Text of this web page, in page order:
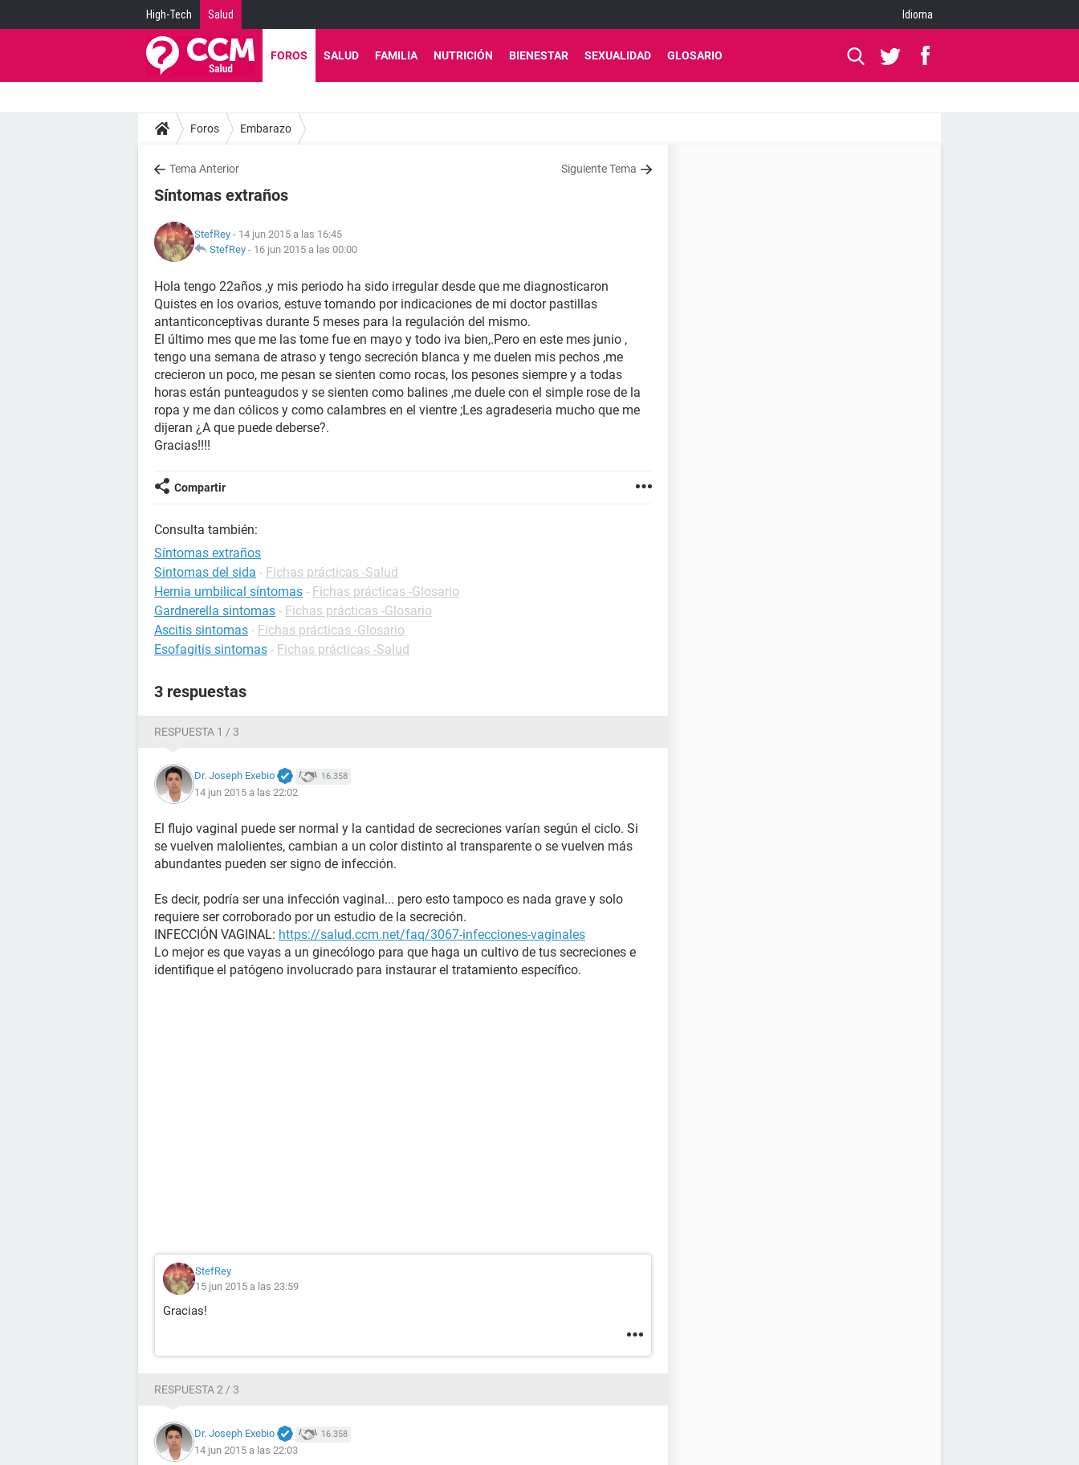
High-Tech Salud Idioma
FOROS SALUD FAMILIA NUTRICIÓN BIENESTAR SEXUALIDAD GLOSARIO
Foros Embarazo
Tema Anterior Siguiente Tema
Síntomas extraños
StefRey - 14 jun 2015 a las 16:45
StefRey - 16 jun 2015 a las 00:00
Hola tengo 22años ,y mis periodo ha sido irregular desde que me diagnosticaron
Quistes en los ovarios, estuve tomando por indicaciones de mi doctor pastillas
antanticonceptivas durante 5 meses para la regulación del mismo.
El último mes que me las tome fue en mayo y todo iva bien,.Pero en este mes junio ,
tengo una semana de atraso y tengo secreción blanca y me duelen mis pechos ,me
crecieron un poco, me pesan se sienten como rocas, los pesones siempre y a todas
horas están punteagudos y se sienten como balines ,me duele con el simple rose de la
ropa y me dan cólicos y como calambres en el vientre ;Les agradeseria mucho que me
dijeran ¿A que puede deberse?.
Gracias!!!!
Compartir
Consulta también:
Síntomas extraños
Sintomas del sida - Fichas prácticas -Salud
Hernia umbilical síntomas - Fichas prácticas -Glosario
Gardnerella sintomas - Fichas prácticas -Glosario
Ascitis sintomas - Fichas prácticas -Glosario
Esofagitis sintomas - Fichas prácticas -Salud
3 respuestas
RESPUESTA 1 / 3
Dr. Joseph Exebio 16.358
14 jun 2015 a las 22:02
El flujo vaginal puede ser normal y la cantidad de secreciones varían según el ciclo. Si
se vuelven malolientes, cambian a un color distinto al transparente o se vuelven más
abundantes pueden ser signo de infección.
Es decir, podría ser una infección vaginal... pero esto tampoco es nada grave y solo
requiere ser corroborado por un estudio de la secreción.
INFECCIÓN VAGINAL: https://salud.ccm.net/faq/3067-infecciones-vaginales
Lo mejor es que vayas a un ginecólogo para que haga un cultivo de tus secreciones e
identifique el patógeno involucrado para instaurar el tratamiento específico.
StefRey
15 jun 2015 a las 23:59
Gracias!
RESPUESTA 2 / 3
Dr. Joseph Exebio 16.358
14 jun 2015 a las 22:03